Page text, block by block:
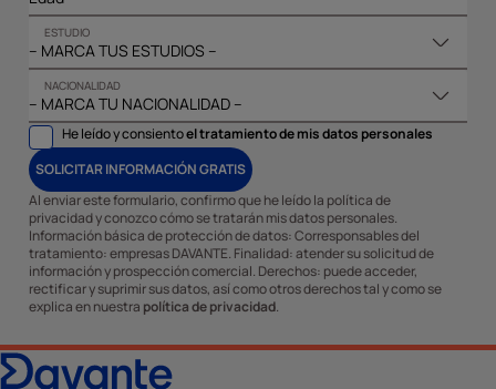
ESTUDIO
NACIONALIDAD
He leído y consientoel tratamiento de mis datos personales
SOLICITAR INFORMACIÓN GRATIS
Al enviar este formulario, confirmo que he leído la política de
privacidad y conozco cómo se tratarán mis datos personales.
Información básica de protección de datos: Corresponsables del
tratamiento: empresas DAVANTE. Finalidad: atender su solicitud de
información y prospección comercial. Derechos: puede acceder,
rectificar y suprimir sus datos, así como otros derechos tal y como se
explica en nuestra política de privacidad.